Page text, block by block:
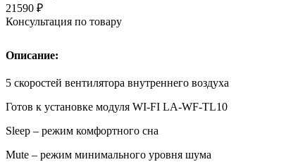
21590 ₽
Консультация по товару
Описание:
5 скоростей вентилятора внутреннего воздуха
Готов к установке модуля WI-FI LA-WF-TL10
Sleep – режим комфортного сна
Mute – режим минимального уровня шума